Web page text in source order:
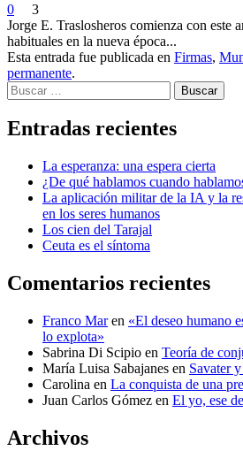
0
3
Jorge E. Traslosheros comienza con este
habituales en la nueva época...
Esta entrada fue publicada en Firmas,
permanente.
Buscar
Entradas recientes
La esperanza: una espera cierta
¿De qué hablamos cuando
La aplicación militar de la IA y la
en los seres humanos
Los cien del Tarajal
Ceuta es el síntoma
Comentarios recientes
Franco Maren «El deseo humano
lo explota»
Sabrina Di Scipio en Teoría de
María Luisa Sabajanes en Savater
Carolina en La conquista de una
Juan Carlos Gómez en El yo, ese
Archivos